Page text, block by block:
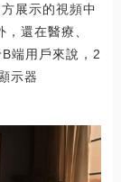
展示的視頻中
還在醫療、
端用戶來說，2
示器